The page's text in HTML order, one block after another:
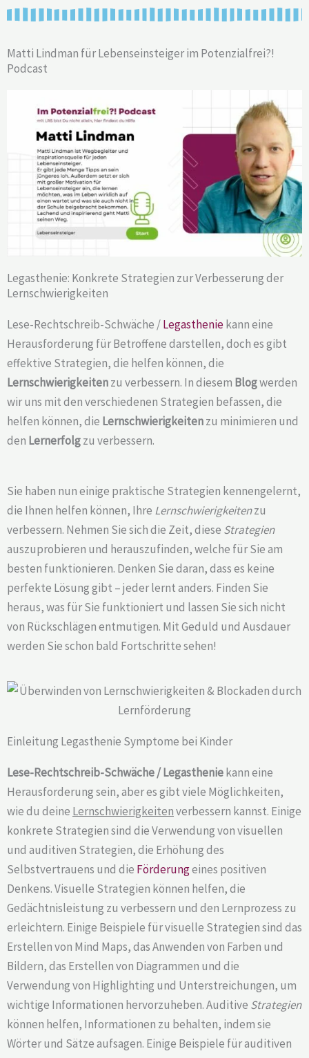
Matti Lindman für Lebenseinsteiger im Potenzialfrei?!
Podcast
Legasthenie: Konkrete Strategien zur Verbesserung der
Lernschwierigkeiten
Lese-Rechtschreib-Schwäche /Legastheniekann eine
Herausforderung für Betroffene darstellen, doch es gibt
effektive Strategien, die helfen können, die
Lernschwierigkeitenzu verbessern. In diesem Blogwerden
wir uns mit den verschiedenen Strategien befassen, die
helfen können, die Lernschwierigkeitenzu minimieren und
den Lernerfolgzu verbessern.
Sie haben nun einige praktische Strategien kennengelernt,
die Ihnen helfen können, Ihre Lernschwierigkeitenzu
verbessern. Nehmen Sie sich die Zeit, diese Strategien
auszuprobieren und herauszufinden, welche für Sie am
besten funktionieren. Denken Sie daran, dass es keine
perfekte Lösung gibt – jeder lernt anders. Finden Sie
heraus, was für Sie funktioniert und lassen Sie sich nicht
von Rückschlägen entmutigen. Mit Geduld und Ausdauer
werden Sie schon bald Fortschritte sehen!
Einleitung Legasthenie Symptome bei Kinder
Lese-Rechtschreib-Schwäche / Legastheniekann eine
Herausforderung sein, aber es gibt viele Möglichkeiten,
wie du deine Lernschwierigkeitenverbessern kannst. Einige
konkrete Strategien sind die Verwendung von visuellen
und auditiven Strategien, die Erhöhung des
Selbstvertrauens und die Förderungeines positiven
Denkens. Visuelle Strategien können helfen, die
Gedächtnisleistung zu verbessern und den Lernprozess zu
erleichtern. Einige Beispiele für visuelle Strategien sind das
Erstellen von Mind Maps, das Anwenden von Farben und
Bildern, das Erstellen von Diagrammen und die
Verwendung von Highlighting und Unterstreichungen, um
wichtige Informationen hervorzuheben. Auditive Strategien
können helfen, Informationen zu behalten, indem sie
Wörter und Sätze aufsagen. Einige Beispiele für auditiven